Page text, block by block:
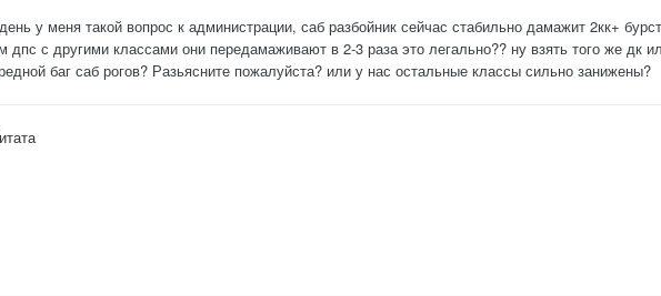
у меня такой вопрос к администрации, саб разбойник сейчас стабильно дамажит 2кк+
дпс с другими классами они передамаживают в 2-3 раза это легально?? ну взять того же
баг саб рогов? Разьясните пожалуйста? или у нас остальные классы сильно занижены?